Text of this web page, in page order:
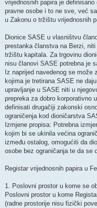
vrijednosnih papira je
pravne osobe i to ne sve, već
u Zakonu o tržištu vrijednosnih
Dionice SASE u vlasništvu
prestanka članstva na Berzi,
tržištu kapitala. Za trgovinu
nisu članovi SASE potrebna je
Iz naprijed navedenog se
kojima je tretirana SASE ne
upravljanje u SASE niti u
prepreka za dobro korporativno
definisati drugačiji zakonski
ograničenja kod dioničarstva
Izmjene propisa: Potrebna
kojim bi se ukinila većina
između ostalog, omogućiti da
osobe bez ograničanja te da se
Registar vrijednosnih papira u
1. Poslovni prostor u kome se
Poslovni prostor u kome
(radne prostorije nisu fizički